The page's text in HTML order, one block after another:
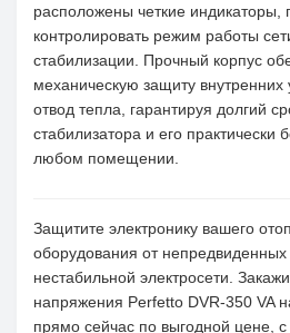
расположены четкие индикаторы,
контролировать режим работы
стабилизации. Прочный корпус
механическую защиту
отвод тепла, гарантируя долгий
стабилизатора и его практически
любом помещении.
Защитите электронику вашего
оборудования от непредвиденных
нестабильной электросети.
напряжения Perfetto DVR-350 VA
прямо сейчас по выгодной цене,